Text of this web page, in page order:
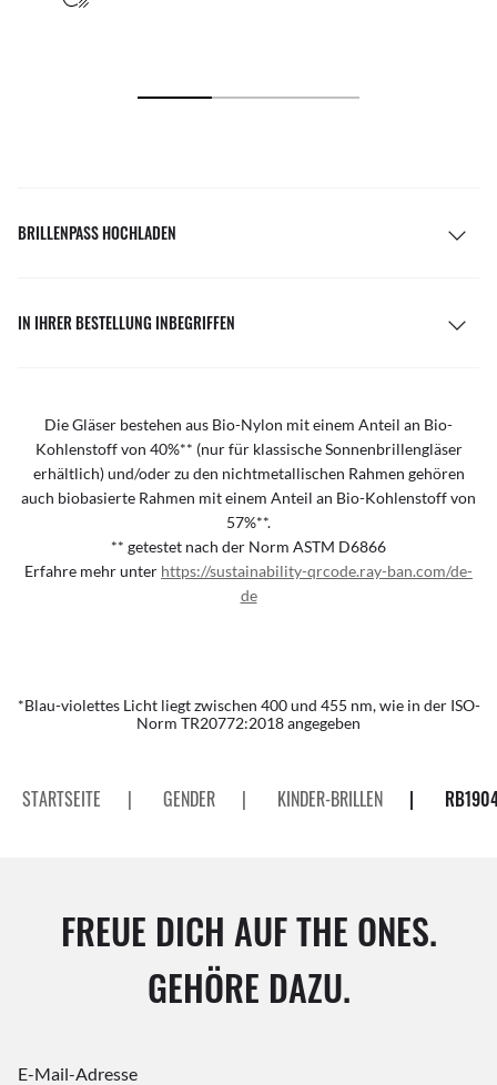
BRILLENPASS HOCHLADEN
IN IHRER BESTELLUNG INBEGRIFFEN
Die Gläser bestehen aus Bio-Nylon mit einem Anteil an Bio-
Kohlenstoff von 40%** (nur für klassische Sonnenbrillengläser
erhältlich) und/oder zu den nichtmetallischen Rahmen gehören
auch biobasierte Rahmen mit einem Anteil an Bio-Kohlenstoff von
57%**.
** getestet nach der Norm ASTM D6866
Erfahre mehr unter https://sustainability-qrcode.ray-ban.com/de-
de
*Blau-violettes Licht liegt zwischen 400 und 455 nm, wie in der ISO-
Norm TR20772:2018 angegeben
STARTSEITE | GENDER | KINDER-BRILLEN |
FREUE DICH AUF THE ONES.
GEHÖRE DAZU.
E-Mail-Adresse